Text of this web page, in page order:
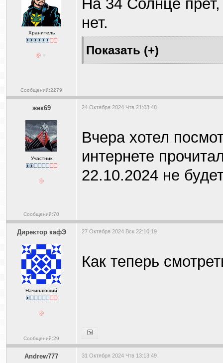
Хранитель
Сообщений:2279
На 34 Солнце
нет.
жек69
Участник
Сообщений:70
24 Октября 2024 Чтв 21:03:48
Вчера хотел
интернете
22.10.2024 не
Директор кафЭ
Начинающий
Сообщений:29
27 Октября 2024 Вск 22:10:19
Как теперь
Andrew777 31 Октября 2024 Чтв 13:13:49